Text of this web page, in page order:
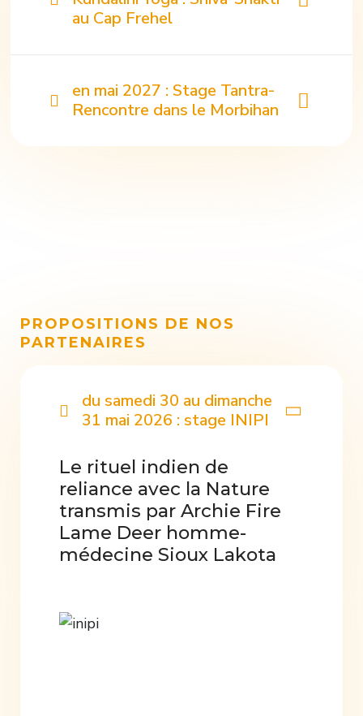
au Cap Frehel
en mai 2027 : Stage Tantra-
Rencontre dans le Morbihan
PROPOSITIONS DE NOS
PARTENAIRES
du samedi 30 au dimanche
31 mai 2026 : stage INIPI
Le rituel indien de
reliance avec la Nature
transmis par Archie Fire
Lame Deer homme-
médecine Sioux Lakota